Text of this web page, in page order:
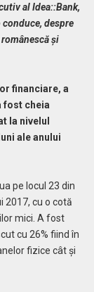
al Idea::Bank,
despre
şi
financiare, a
fost cheia
la nivelul
ale anului
pe locul 23 din
2017, cu o cotă
mici. A fost
cu 26% fiind în
fizice cât şi